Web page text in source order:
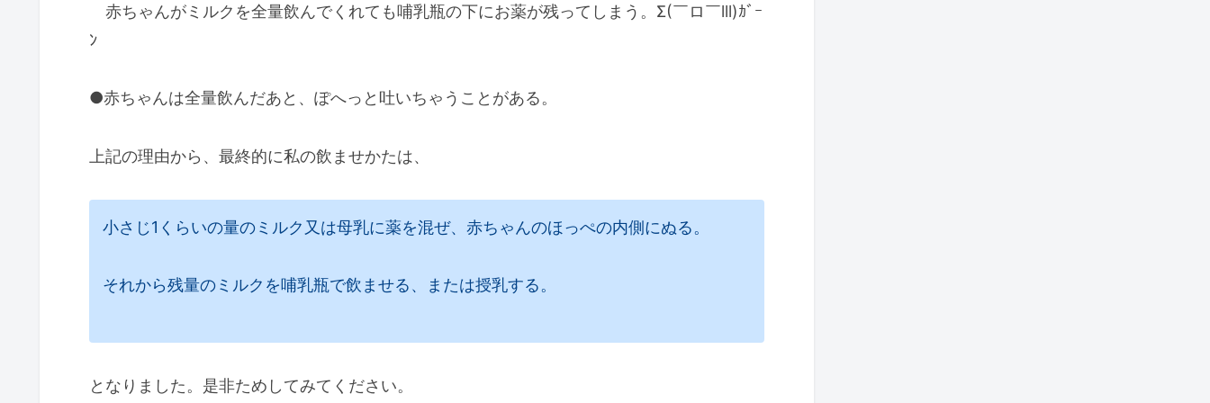
赤ちゃんがミルクを全量飲んでくれても哺乳瓶の下にお薬が残ってしまう。Σ(￣ロ￣lll)ｶﾞｰ
ﾝ
●赤ちゃんは全量飲んだあと、ぽへっと吐いちゃうことがある。
上記の理由から、最終的に私の飲ませかたは、
小さじ1くらいの量のミルク又は母乳に薬を混ぜ、赤ちゃんのほっぺの内側にぬる。
それから残量のミルクを哺乳瓶で飲ませる、または授乳する。
となりました。是非ためしてみてください。